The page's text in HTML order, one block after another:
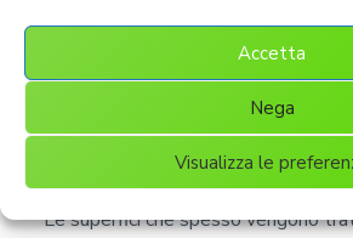
Accetta
Nega
Visualizza le
Sanificazione
Di Nerone,
volante e al
Le superfici che spesso vengono